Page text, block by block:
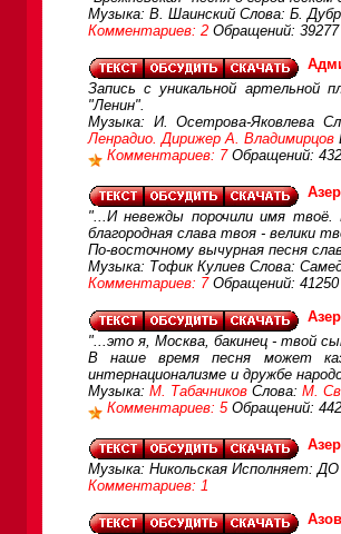
Музыка: В. Шаинский Слова: Б.
Комментариев: 2 Обращений: 39277
Запись с уникальной артельной
"Ленин".
Музыка: И. Осетрова-Яковлева
Ленрадио. Дирижер А. Владимирцов
Комментариев: 7 Обращений:
"...И невежды порочили имя
благородная слава твоя - велики
По-восточному вычурная песня
Музыка: Тофик Кулиев Слова:
Комментариев: 7 Обращений: 41250
"...это я, Москва, бакинец - твой
В наше время песня может
интернационализме и дружбе
Музыка: М. Табачников Слова: М.
Комментариев: 5 Обращений:
Музыка: Никольская Исполняет:
Комментариев: 1